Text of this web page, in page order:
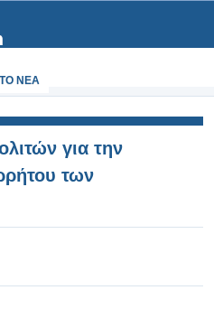
NEA
για την
των